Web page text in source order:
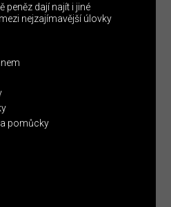
peněz dají najít i jiné
nejzajímavější úlovky
pomůcky